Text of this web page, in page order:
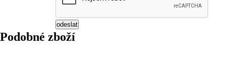
Podobné zboží